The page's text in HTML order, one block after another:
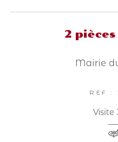
2 pièces
Mairie
REF :
Visite